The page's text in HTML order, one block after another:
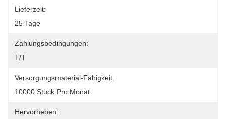
Lieferzeit:
25 Tage
Zahlungsbedingungen:
T/T
Versorgungsmaterial-Fähigkeit:
10000 Stück Pro Monat
Hervorheben: